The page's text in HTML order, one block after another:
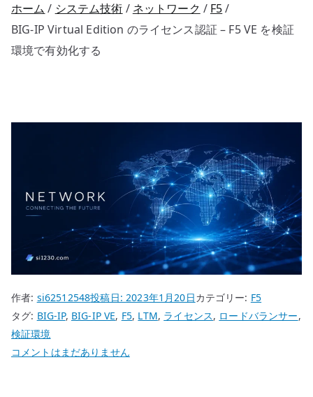
ホーム システム技術 ネットワーク
F5
BIG-IP Virtual Edition のライセンス認証 – F5 VE を検証
環境で有効化する
作者: si62512548投稿日:2023年1月20日カテゴリー: F5
タグ: BIG-IP, BIG-IP VE, F5, LTM, ライセンス, ロードバランサー,
検証環境
BIG-
コメントはまだありません